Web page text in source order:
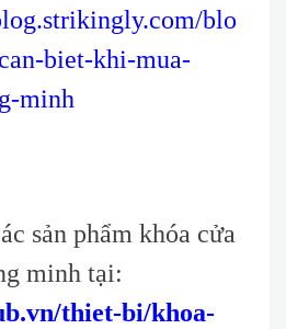
blo
biet-khi-mua-
minh
sản phẩm khóa cửa
minh tại:
thiet-bi/khoa-